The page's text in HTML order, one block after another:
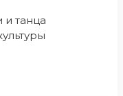
и танца